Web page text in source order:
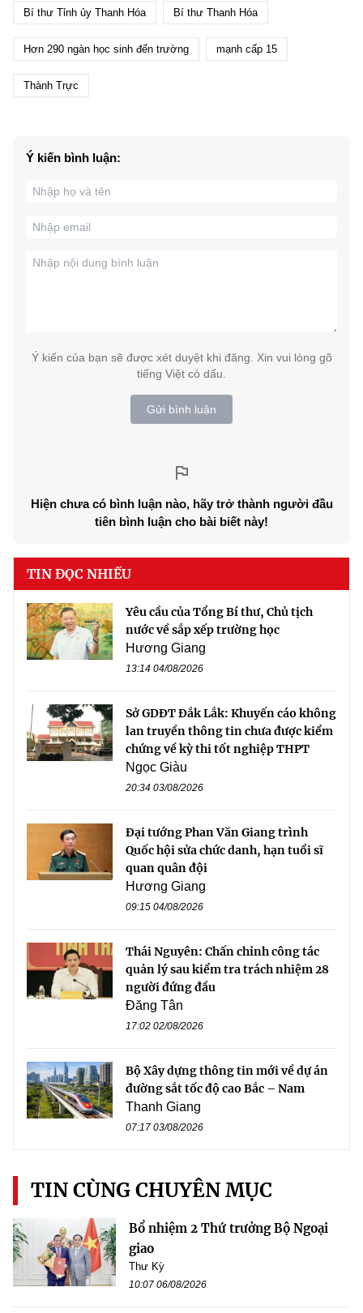
Bí thư Tỉnh ủy Thanh Hóa Bí thư Thanh Hóa
Hơn 290 ngàn học sinh đến trường mạnh cấp 15
Thành Trực
Ý kiến bình luận:
Ý kiến của bạn sẽ được xét duyệt khi đăng. Xin vui lòng gõ
tiếng Việt có dấu.
Gửi bình luận
Hiện chưa có bình luận nào, hãy trở thành người đầu
tiên bình luận cho bài biết này!
TIN ĐỌC NHIỀU
Yêu cầu của Tổng Bí thư, Chủ tịch
nước về sắp xếp trường học
Hương Giang
13:14 04/08/2026
Sở GDĐT Đắk Lắk: Khuyến cáo không
lan truyền thông tin chưa được kiểm
chứng về kỳ thi tốt nghiệp THPT
Ngọc Giàu
20:34 03/08/2026
Đại tướng Phan Văn Giang trình
Quốc hội sửa chức danh, hạn tuổi sĩ
quan quân đội
Hương Giang
09:15 04/08/2026
Thái Nguyên: Chấn chỉnh công tác
quản lý sau kiểm tra trách nhiệm 28
người đứng đầu
Đăng Tân
17:02 02/08/2026
Bộ Xây dựng thông tin mới về dự án
đường sắt tốc độ cao Bắc – Nam
Thanh Giang
07:17 03/08/2026
TIN CÙNG CHUYÊN MỤC
Bổ nhiệm 2 Thứ trưởng Bộ Ngoại
giao
Thư Kỳ
10:07 06/08/2026